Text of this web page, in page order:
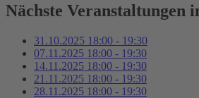
Nächste Veranstaltungen
31.10.2025 18:00 - 19:30
07.11.2025 18:00 - 19:30
14.11.2025 18:00 - 19:30
21.11.2025 18:00 - 19:30
28.11.2025 18:00 - 19:30